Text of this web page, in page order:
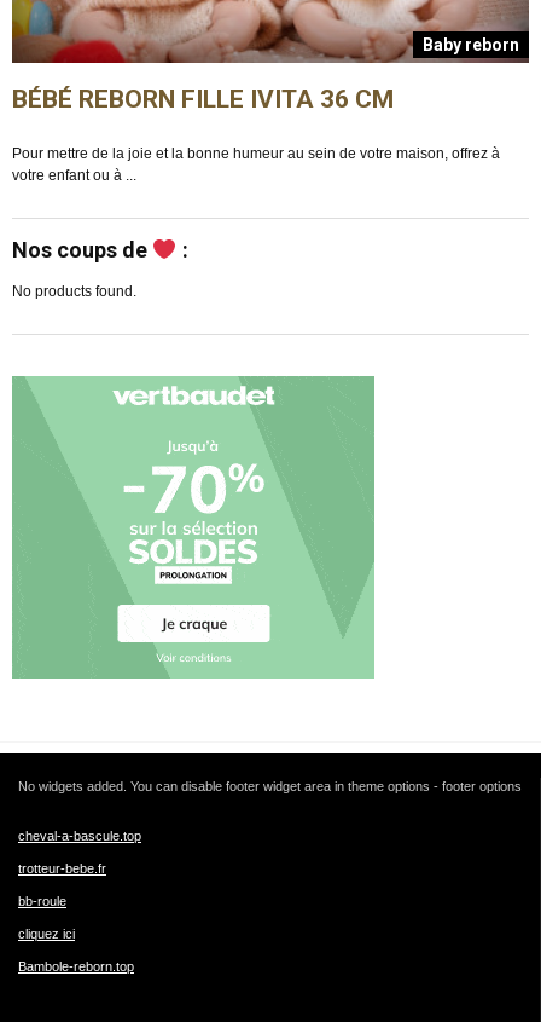
Baby reborn
BÉBÉ REBORN FILLE IVITA 36 CM
Pour mettre de la joie et la bonne humeur au sein de votre maison, offrez à
votre enfant ou à ...
Nos coups de :
No products found.
No widgets added. You can disable footer widget area in theme options - footer options
cheval-a-bascule.top
trotteur-bebe.fr
bb-roule
cliquez ici
Bambole-reborn.top